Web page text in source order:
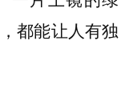
都能让人有独